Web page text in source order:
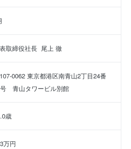
取締役社長  尾上 徹
0062 東京都港区南青山2丁目24番
　青山タワービル別館
歳
万円